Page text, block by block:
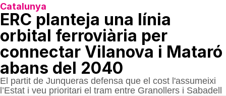
Catalunya
ERC planteja una línia
orbital ferroviària per
connectar Vilanova i Mataró
abans del 2040
El partit de Junqueras defensa que el cost l'assumeixi
l’Estat i veu prioritari el tram entre Granollers i Sabadell